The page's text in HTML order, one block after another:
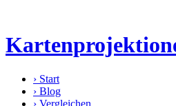
› Start
› Blog
› Vergleichen